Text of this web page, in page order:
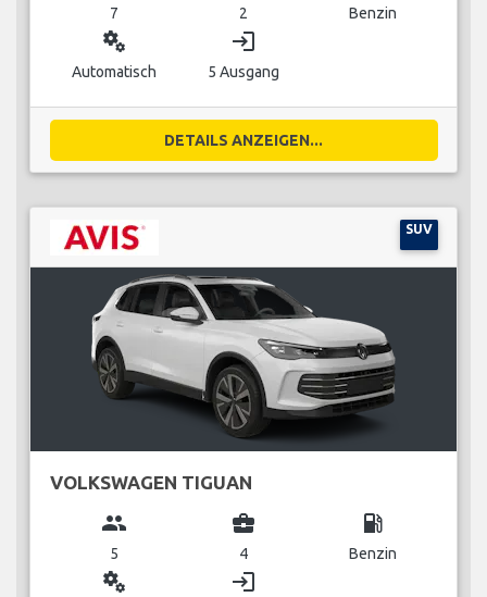
7 2 Benzin
miscellaneous_services
Automatisch
login
5 Ausgang
DETAILS ANZEIGEN...
SUV
VOLKSWAGEN TIGUAN
group
5
business_center
4
local_gas_station
Benzin
miscellaneous_services login